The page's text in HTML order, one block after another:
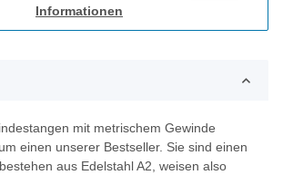
Informationen
mit metrischem Gewinde
einen unserer Bestseller. Sie sind einen
aus Edelstahl A2, weisen also